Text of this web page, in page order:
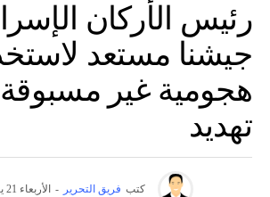
رئيس الأركان
جيشنا مستعد
هجومية غير
تهديد
كتب فريق التحرير - الأربعاء 21 يناير 6:30 ص